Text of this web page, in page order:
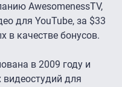
AwesomenessTV,
для YouTube, за $33
в качестве бонусов.
в 2009 году и
видеостудий для